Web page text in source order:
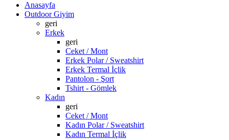
Anasayfa
Outdoor Giyim
geri
Erkek
geri
Ceket / Mont
Erkek Polar / Sweatshirt
Erkek Termal İçlik
Pantolon - Şort
Tshirt - Gömlek
Kadın
geri
Ceket / Mont
Kadın Polar / Sweatshirt
Kadın Termal İçlik